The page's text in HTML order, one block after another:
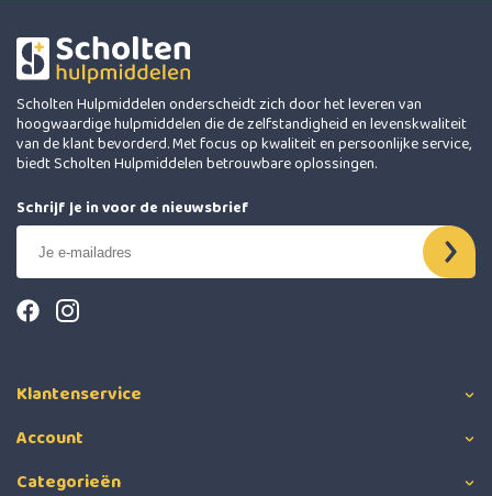
Scholten Hulpmiddelen onderscheidt zich door het leveren van
hoogwaardige hulpmiddelen die de zelfstandigheid en levenskwaliteit
van de klant bevorderd. Met focus op kwaliteit en persoonlijke service,
biedt Scholten Hulpmiddelen betrouwbare oplossingen.
Schrijf je in voor de nieuwsbrief
Klantenservice
Account
Categorieën